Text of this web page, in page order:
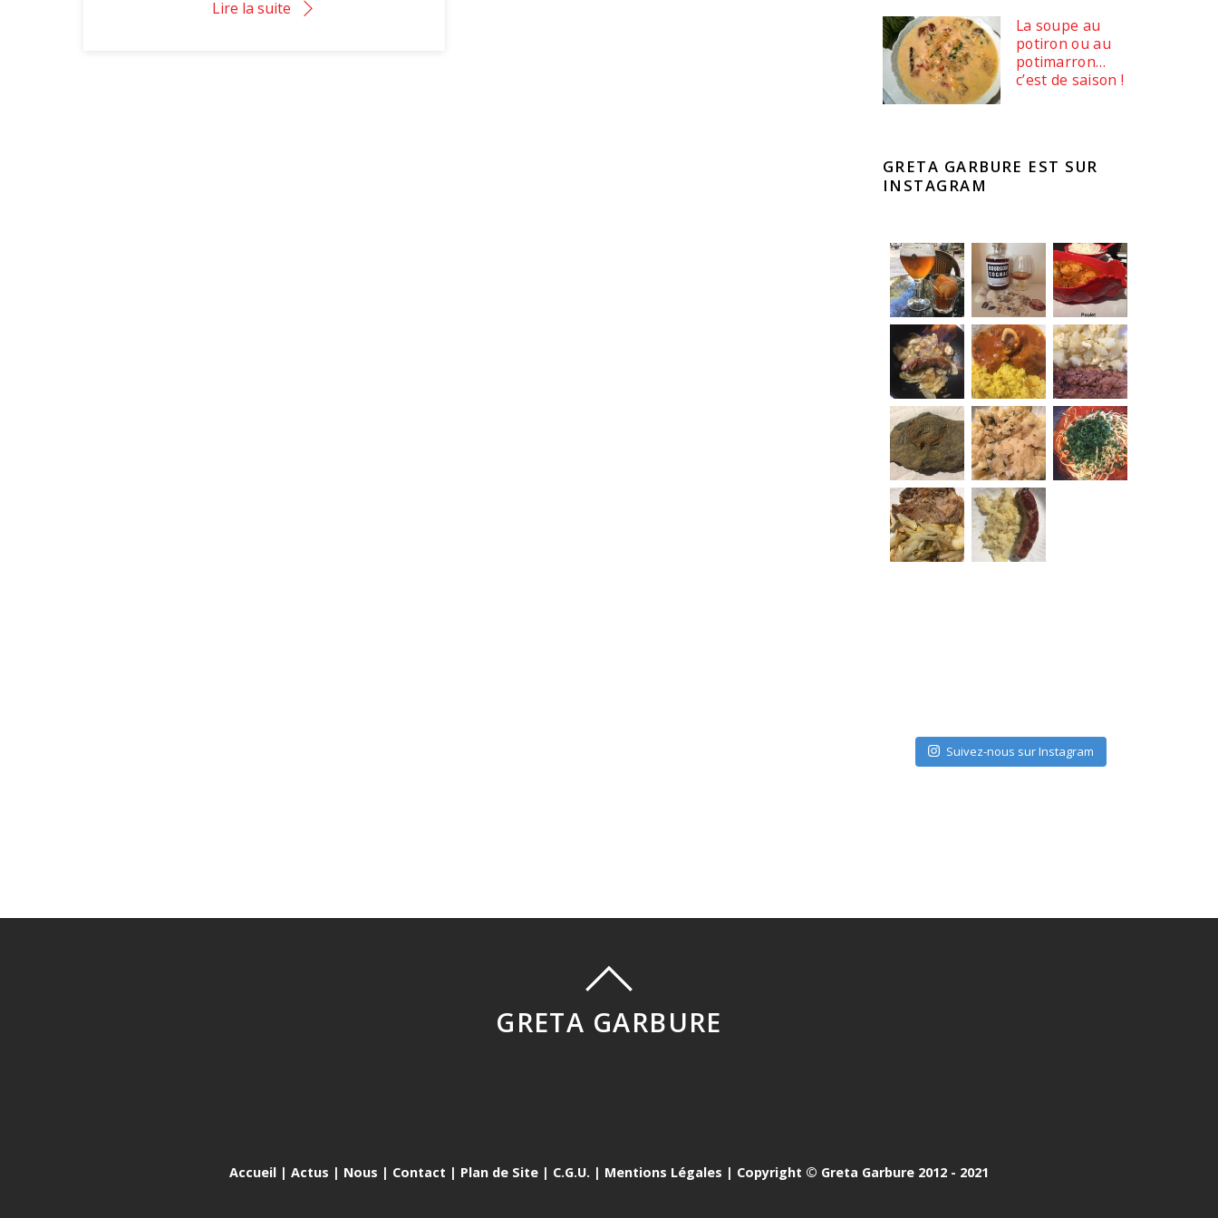
Lire la suite
La soupe au
potiron ou au
potimarron…
c’est de saison !
GRETA GARBURE EST SUR
INSTAGRAM
Suivez-nous sur Instagram
GRETA GARBURE
Accueil | Actus | Nous | Contact | Plan de Site | C.G.U. | Mentions Légales | Copyright © Greta Garbure 2012 - 2021